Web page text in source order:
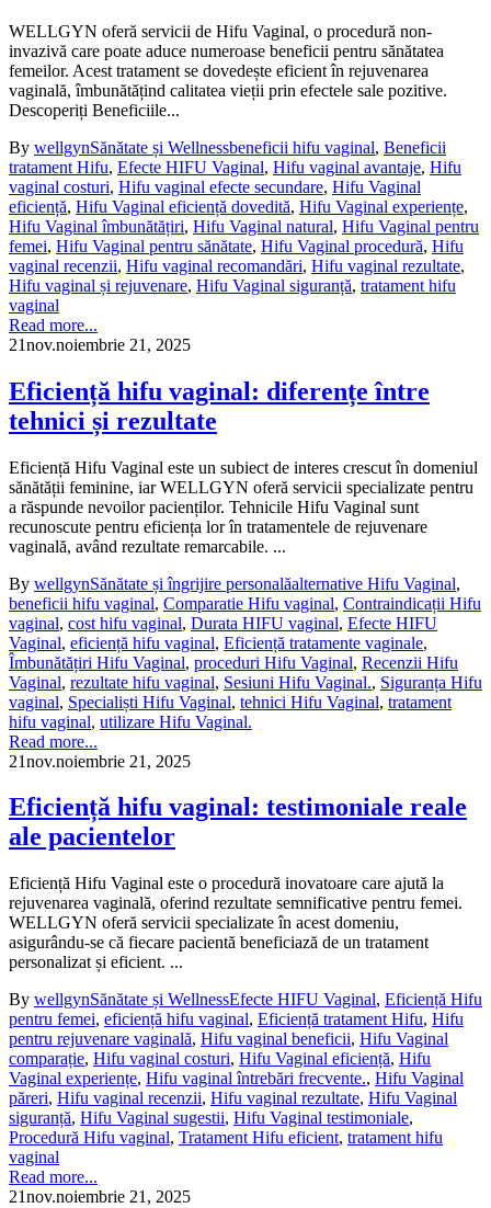
WELLGYN oferă servicii de Hifu Vaginal, o procedură non-
invazivă care poate aduce numeroase beneficii pentru sănătatea
femeilor. Acest tratament se dovedește eficient în rejuvenarea
vaginală, îmbunătățind calitatea vieții prin efectele sale pozitive.
Descoperiți Beneficiile...
By wellgynSănătate și Wellnessbeneficii hifu vaginal, Beneficii
tratament Hifu, Efecte HIFU Vaginal, Hifu vaginal avantaje, Hifu
vaginal costuri, Hifu vaginal efecte secundare, Hifu Vaginal
eficiență, Hifu Vaginal eficiență dovedită, Hifu Vaginal experiențe,
Hifu Vaginal îmbunătățiri, Hifu Vaginal natural, Hifu Vaginal pentru
femei, Hifu Vaginal pentru sănătate, Hifu Vaginal procedură, Hifu
vaginal recenzii, Hifu vaginal recomandări, Hifu vaginal rezultate,
Hifu vaginal și rejuvenare, Hifu Vaginal siguranță, tratament hifu
vaginal
Read more...
21nov.noiembrie 21, 2025
Eficiență hifu vaginal: diferențe între
tehnici și rezultate
Eficiență Hifu Vaginal este un subiect de interes crescut în domeniul
sănătății feminine, iar WELLGYN oferă servicii specializate pentru
a răspunde nevoilor pacienților. Tehnicile Hifu Vaginal sunt
recunoscute pentru eficiența lor în tratamentele de rejuvenare
vaginală, având rezultate remarcabile. ...
By wellgynSănătate și îngrijire personalăalternative Hifu Vaginal,
beneficii hifu vaginal, Comparatie Hifu vaginal, Contraindicații Hifu
vaginal, cost hifu vaginal, Durata HIFU vaginal, Efecte HIFU
Vaginal, eficiență hifu vaginal, Eficiență tratamente vaginale,
Îmbunătățiri Hifu Vaginal, proceduri Hifu Vaginal, Recenzii Hifu
Vaginal, rezultate hifu vaginal, Sesiuni Hifu Vaginal., Siguranța Hifu
vaginal, Specialiști Hifu Vaginal, tehnici Hifu Vaginal, tratament
hifu vaginal, utilizare Hifu Vaginal.
Read more...
21nov.noiembrie 21, 2025
Eficiență hifu vaginal: testimoniale reale
ale pacientelor
Eficiență Hifu Vaginal este o procedură inovatoare care ajută la
rejuvenarea vaginală, oferind rezultate semnificative pentru femei.
WELLGYN oferă servicii specializate în acest domeniu,
asigurându-se că fiecare pacientă beneficiază de un tratament
personalizat și eficient. ...
By wellgynSănătate și WellnessEfecte HIFU Vaginal, Eficiență Hifu
pentru femei, eficiență hifu vaginal, Eficiență tratament Hifu, Hifu
pentru rejuvenare vaginală, Hifu vaginal beneficii, Hifu Vaginal
comparație, Hifu vaginal costuri, Hifu Vaginal eficiență, Hifu
Vaginal experiențe, Hifu vaginal întrebări frecvente., Hifu Vaginal
păreri, Hifu vaginal recenzii, Hifu vaginal rezultate, Hifu Vaginal
siguranță, Hifu Vaginal sugestii, Hifu Vaginal testimoniale,
Procedură Hifu vaginal, Tratament Hifu eficient, tratament hifu
vaginal
Read more...
21nov.noiembrie 21, 2025